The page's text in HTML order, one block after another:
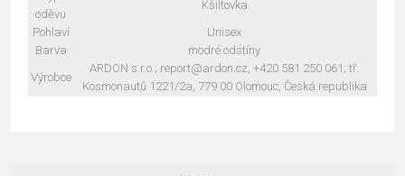
oděvu
Kšiltovka
Pohlaví
Unisex
Barva
modré odstíny
Výrobce
ARDON s.r.o.; report@ardon.cz, +420 581 250 061; tř.
Kosmonautů 1221/2a, 779 00 Olomouc, Česká republika